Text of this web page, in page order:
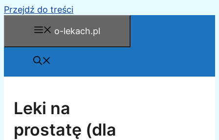
Przejdź do treści
o-lekach.pl
Leki na
prostatę (dla